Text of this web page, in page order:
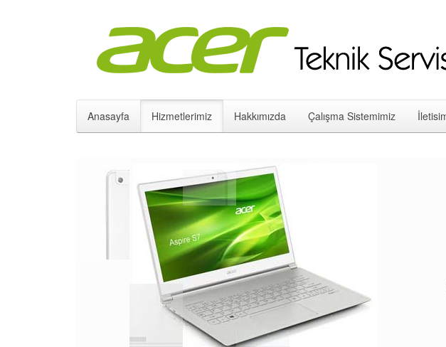
Anasayfa Hizmetlerimiz Hakkımızda Çalışma Sistemimiz